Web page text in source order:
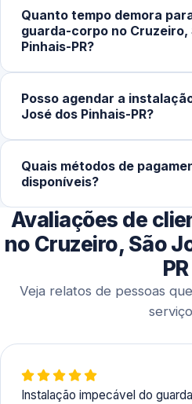
de vidro é realizada no próprio
equipamentos adequados
Quanto tempo demora
guarda-corpo no Cruzeiro,
Pinhais-PR?
entre 2 e 5 horas. Projetos
fachadas extensas, podem
devido ao nivelamento e
Posso agendar a
José dos Pinhais-PR?
quanto com agendamentos
organizar melhor o projeto,
executar a instalação de forma
Quais métodos de
disponíveis?
Aceitamos Pix, cartões de
transferências bancárias e
praticidade aos clientes.
Avaliações de
no Cruzeiro, São
PR
Veja relatos de pessoas
Instalação impecável do